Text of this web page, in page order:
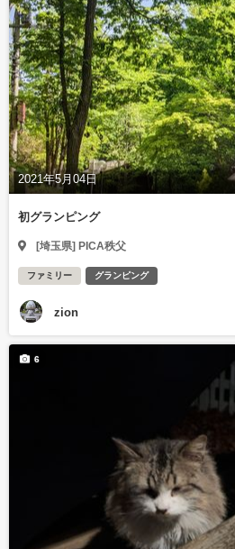
2021年5月04日
初グランピング
[埼玉県] PICA秩父
ファミリー グランピング
zion
6